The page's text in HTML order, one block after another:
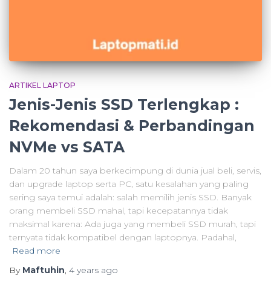
ARTIKEL LAPTOP
Jenis-Jenis SSD Terlengkap :
Rekomendasi & Perbandingan
NVMe vs SATA
Dalam 20 tahun saya berkecimpung di dunia jual beli, servis,
dan upgrade laptop serta PC, satu kesalahan yang paling
sering saya temui adalah: salah memilih jenis SSD. Banyak
orang membeli SSD mahal, tapi kecepatannya tidak
maksimal karena: Ada juga yang membeli SSD murah, tapi
ternyata tidak kompatibel dengan laptopnya. Padahal,
Read more
By Maftuhin, 4 years ago